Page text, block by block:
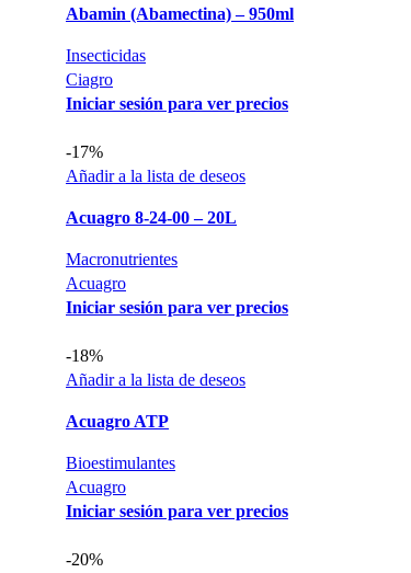
Abamin (Abamectina) – 950ml
Insecticidas
Ciagro
Iniciar sesión para ver precios
-17%
Añadir a la lista de deseos
Acuagro 8-24-00 – 20L
Macronutrientes
Acuagro
Iniciar sesión para ver precios
-18%
Añadir a la lista de deseos
Acuagro ATP
Bioestimulantes
Acuagro
Iniciar sesión para ver precios
-20%